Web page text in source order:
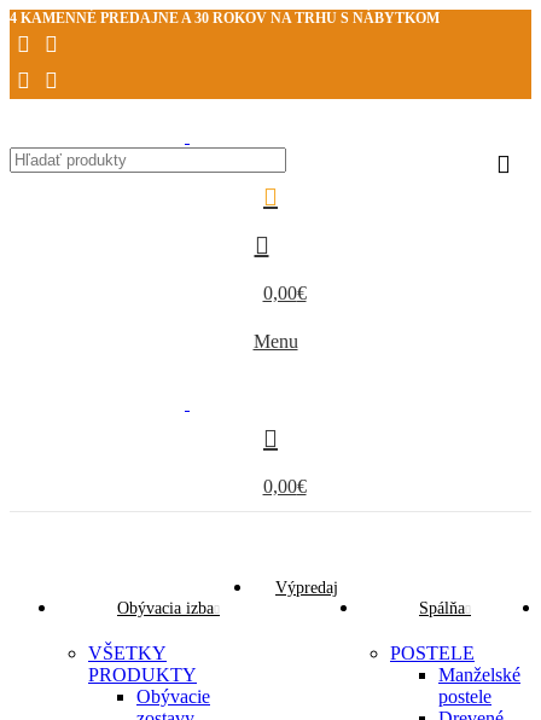
4 KAMENNÉ PREDAJNE A 30 ROKOV NA TRHU S NÁBYTKOM
0,00€
Menu
0,00€
Obývacia izba
VŠETKY
PRODUKTY
Obývacie
Výpredaj
Spálňa
POSTELE
Manželské
postele